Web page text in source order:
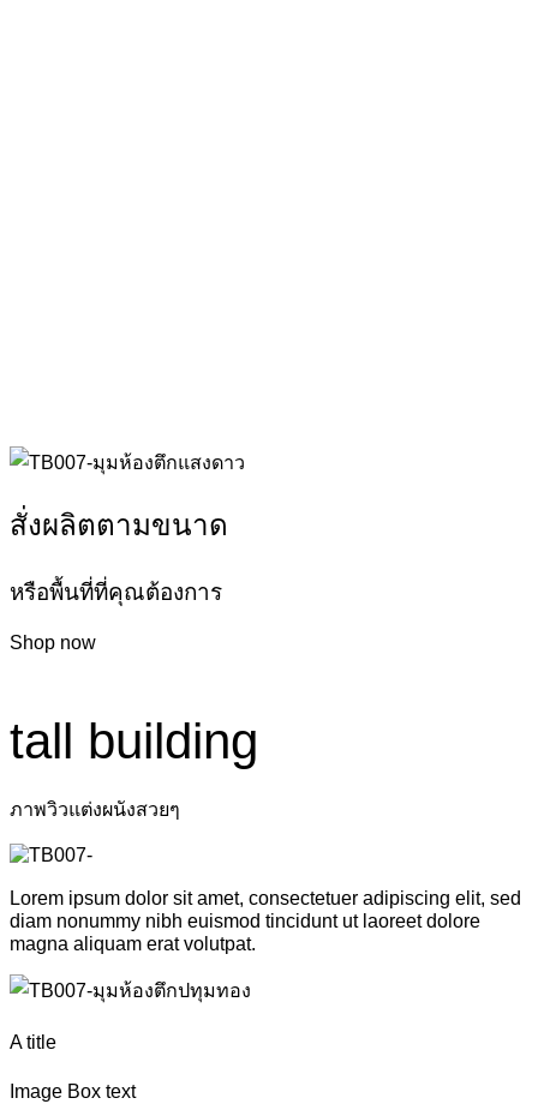
สั่งผลิตตามขนาด
หรือพื้นที่ที่คุณต้องการ
Shop now
tall building
ภาพวิวแต่งผนังสวยๆ
Lorem ipsum dolor sit amet, consectetuer adipiscing elit, sed
diam nonummy nibh euismod tincidunt ut laoreet dolore
magna aliquam erat volutpat.
A title
Image Box text